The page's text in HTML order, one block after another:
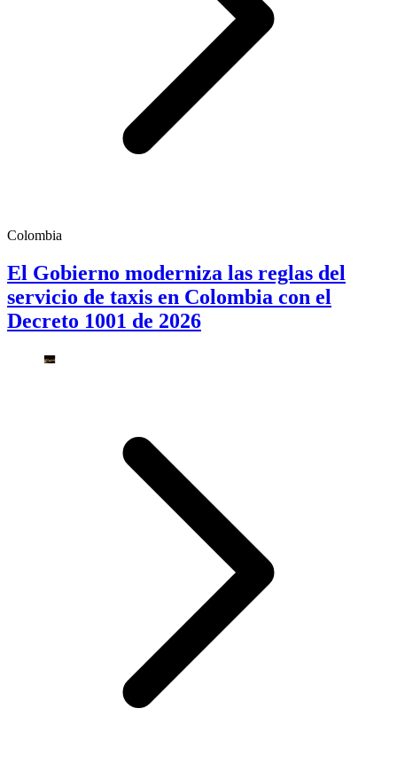
Colombia
El Gobierno moderniza las reglas del
servicio de taxis en Colombia con el
Decreto 1001 de 2026